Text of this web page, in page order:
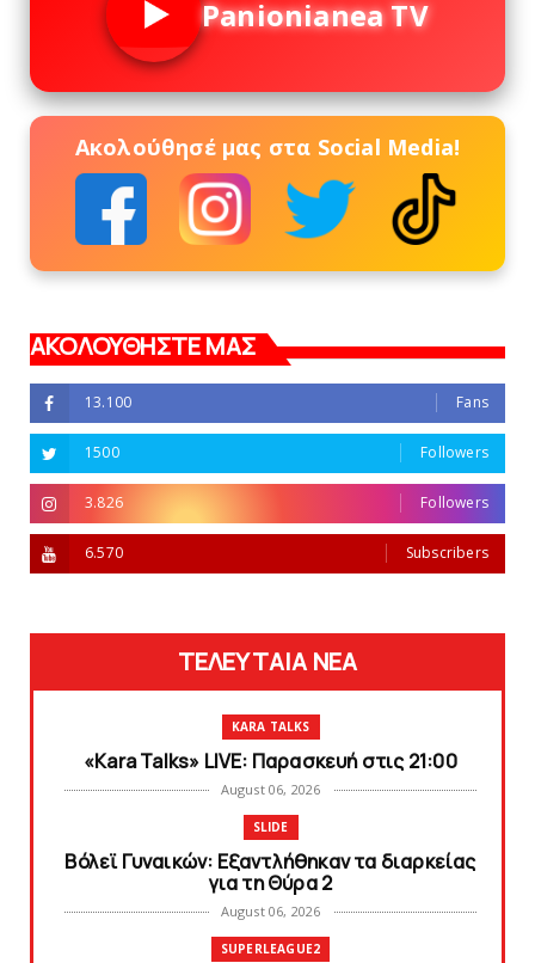
Panionianea TV
Ακολούθησέ μας στα Social Media!
ΑΚΟΛΟΥΘΗΣΤΕ ΜΑΣ
13.100 Fans
1500 Followers
3.826 Followers
6.570 Subscribers
ΤΕΛΕΥΤΑΙΑ ΝΕΑ
KARA TALKS
«Kara Talks» LIVE: Παρασκευή στις 21:00
August 06, 2026
SLIDE
Bόλεϊ Γυναικών: Εξαντλήθηκαν τα διαρκείας
για τη Θύρα 2
August 06, 2026
SUPERLEAGUE2